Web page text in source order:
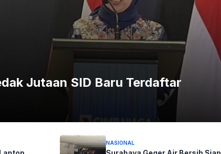
cairan dalam berbagai skenario
30 menit di kedalaman 6 meter
Jutaan SID Baru Terdaftar
NASIONAL